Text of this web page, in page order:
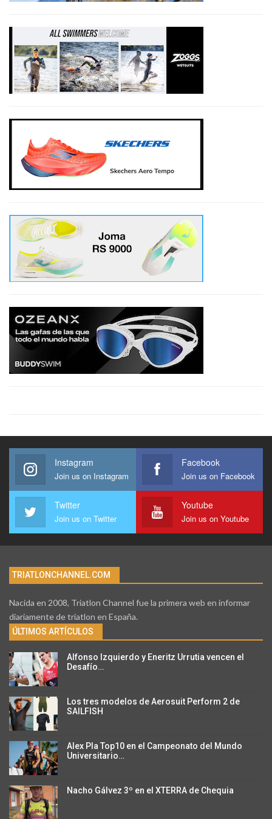
Instagram
Join us on Instagram
Facebook
Join us on Facebook
Twitter
Join us on Twitter
Youtube
Join us on Youtube
TRIATLONCHANNEL.COM
Nacida en 2008, Triatlon Channel fue la primera web en informar
diariamente de triatlon en España.
ÚLTIMOS ARTÍCULOS
Alfonso Izquierdo y Eneritz Urrutia vencen el
Desafío…
Los tres modelos de Aerosuit Perform 2 de
SAILFISH
Alex Pla Top10 en el Campeonato del Mundo
Universitario…
Nacho Gálvez 3º en el XTERRA de Chequia